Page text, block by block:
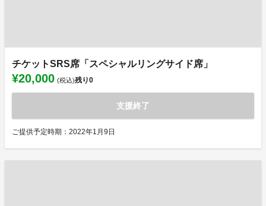
チケットSRS席「スペシャルリングサイド席」
¥20,000 (税込)残り0
支援終了
ご提供予定時期：2022年1月9日